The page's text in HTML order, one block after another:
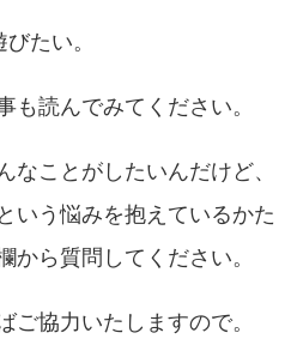
たい。
も読んでみてください。
なことがしたいんだけど、
いう悩みを抱えているかた
ら質問してください。
協力いたしますので。